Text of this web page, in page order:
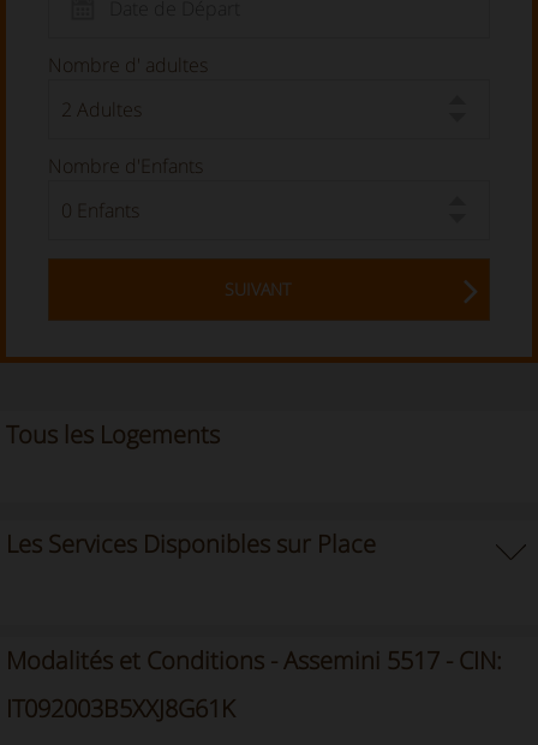
Nombre d' adultes
Nombre d'Enfants
SUIVANT
Tous les Logements
Les Services Disponibles sur Place
Modalités et Conditions - Assemini 5517 - CIN:
IT092003B5XXJ8G61K